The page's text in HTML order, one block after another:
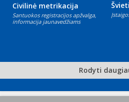
Civilinė metrikacija
Santuokos registracijos apžvalga,
informacija jaunavedžiams
Rodyti